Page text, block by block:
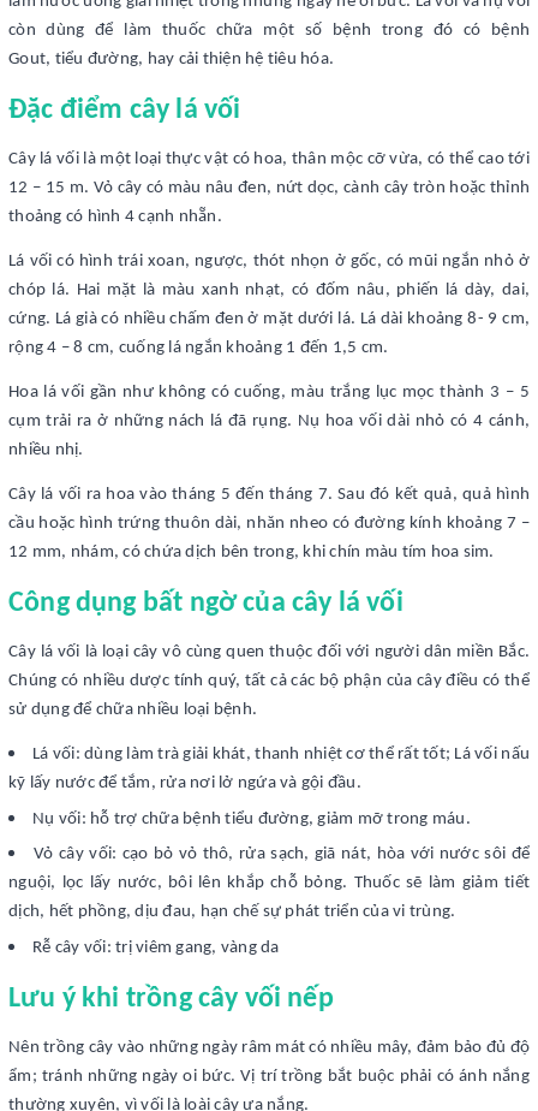
còn dùng để làm thuốc chữa một số bệnh trong đó có bệnh
Gout, tiểu đường, hay cải thiện hệ tiêu hóa.
Đặc điểm cây lá vối
Cây lá vối là một loại thực vật có hoa, thân mộc cỡ vừa, có thể cao tới
12 – 15 m. Vỏ cây có màu nâu đen, nứt dọc, cành cây tròn hoặc thỉnh
thoảng có hình 4 cạnh nhẵn.
Lá vối có hình trái xoan, ngược, thót nhọn ở gốc, có mũi ngắn nhỏ ở
chóp lá. Hai mặt là màu xanh nhạt, có đốm nâu, phiến lá dày, dai,
cứng. Lá già có nhiều chấm đen ở mặt dưới lá. Lá dài khoảng 8- 9 cm,
rộng 4 – 8 cm, cuống lá ngắn khoảng 1 đến 1,5 cm.
Hoa lá vối gần như không có cuống, màu trắng lục mọc thành 3 – 5
cụm trải ra ở những nách lá đã rụng. Nụ hoa vối dài nhỏ có 4 cánh,
nhiều nhị.
Cây lá vối ra hoa vào tháng 5 đến tháng 7. Sau đó kết quả, quả hình
cầu hoặc hình trứng thuôn dài, nhăn nheo có đường kính khoảng 7 –
12 mm, nhám, có chứa dịch bên trong, khi chín màu tím hoa sim.
Công dụng bất ngờ của cây lá vối
Cây lá vối là loại cây vô cùng quen thuộc đối với người dân miền Bắc.
Chúng có nhiều dược tính quý, tất cả các bộ phận của cây điều có thể
sử dụng để chữa nhiều loại bệnh.
Lá vối: dùng làm trà giải khát, thanh nhiệt cơ thể rất tốt; Lá vối nấu
kỹ lấy nước để tắm, rửa nơi lở ngứa và gội đầu.
Nụ vối: hỗ trợ chữa bệnh tiểu đường, giảm mỡ trong máu.
Vỏ cây vối: cạo bỏ vỏ thô, rửa sạch, giã nát, hòa với nước sôi để
nguội, lọc lấy nước, bôi lên khắp chỗ bỏng. Thuốc sẽ làm giảm tiết
dịch, hết phồng, dịu đau, hạn chế sự phát triển của vi trùng.
Rễ cây vối: trị viêm gang, vàng da
Lưu ý khi trồng cây vối nếp
Nên trồng cây vào những ngày râm mát có nhiều mây, đảm bảo đủ độ
ẩm; tránh những ngày oi bức. Vị trí trồng bắt buộc phải có ánh nắng
thường xuyên, vì vối là loài cây ưa nắng.